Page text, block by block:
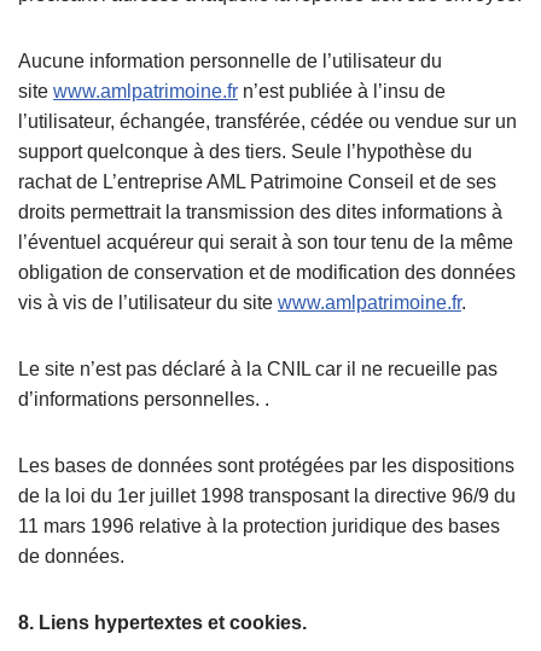
Aucune information personnelle de l’utilisateur du
site www.amlpatrimoine.fr n’est publiée à l’insu de
l’utilisateur, échangée, transférée, cédée ou vendue sur un
support quelconque à des tiers. Seule l’hypothèse du
rachat de L’entreprise AML Patrimoine Conseil et de ses
droits permettrait la transmission des dites informations à
l’éventuel acquéreur qui serait à son tour tenu de la même
obligation de conservation et de modification des données
vis à vis de l’utilisateur du site www.amlpatrimoine.fr.
Le site n’est pas déclaré à la CNIL car il ne recueille pas
d’informations personnelles. .
Les bases de données sont protégées par les dispositions
de la loi du 1er juillet 1998 transposant la directive 96/9 du
11 mars 1996 relative à la protection juridique des bases
de données.
8. Liens hypertextes et cookies.